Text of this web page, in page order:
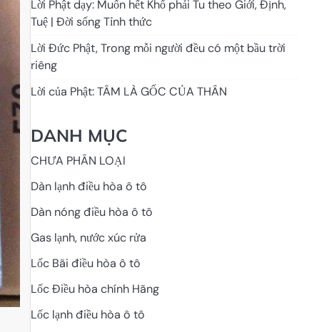
Lời Phật dạy: Muốn hết Khổ phải Tu theo Giới, Định,
Tuệ | Đời sống Tỉnh thức
Lời Đức Phật, Trong mỗi người đều có một bầu trời
riêng
Lời của Phật: TÂM LÀ GỐC CỦA THÂN
DANH MỤC
CHƯA PHÂN LOẠI
Dàn lạnh điều hòa ô tô
Dàn nóng điều hòa ô tô
Gas lạnh, nước xúc rửa
Lốc Bãi điều hòa ô tô
Lốc Điều hòa chính Hãng
Lốc lạnh điều hòa ô tô